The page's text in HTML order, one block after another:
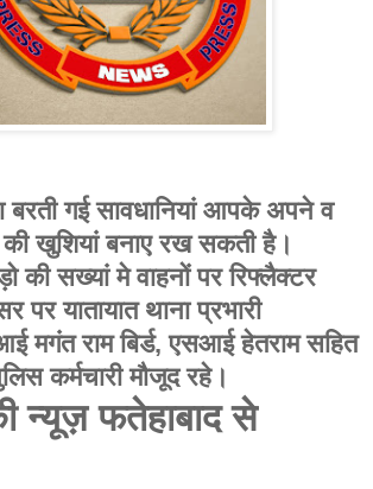
बरती गई सावधानियां आपके अपने व
की खुशियां बनाए रख सकती है।
की सख्यां मे वाहनों पर रिफ्लैक्टर
यातायात थाना प्रभारी
मगंत राम बिर्ड, एसआई हेतराम सहित
कर्मचारी मौजूद रहे।
न्यूज़ फतेहाबाद से